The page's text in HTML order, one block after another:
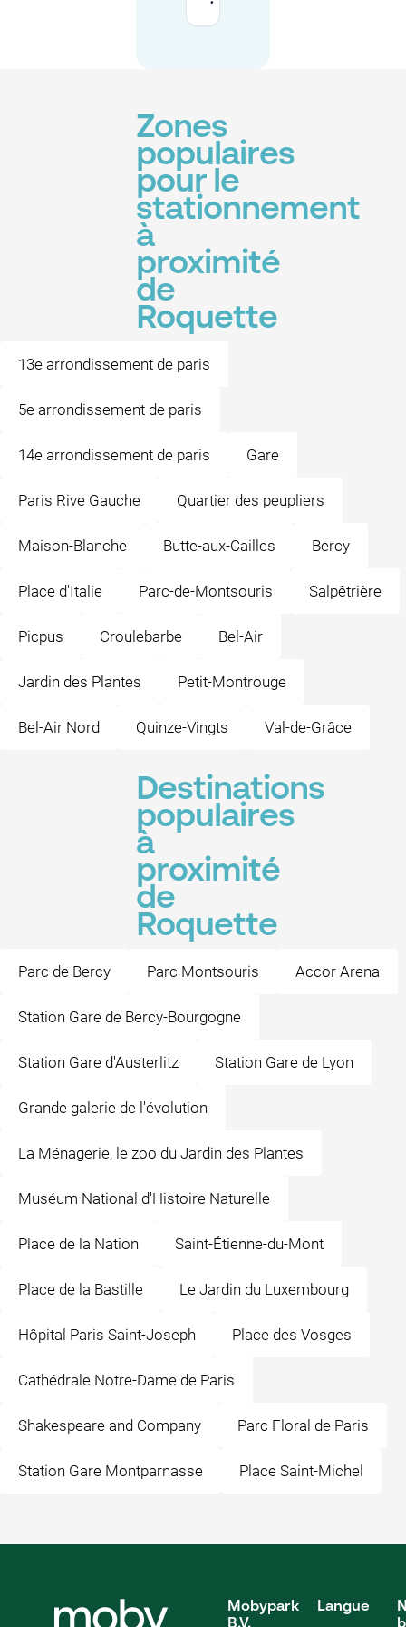
Zones
populaires
pour le
stationnement
à
proximité
de
Roquette
13e arrondissement de paris
5e arrondissement de paris
14e arrondissement de paris Gare
Paris Rive Gauche Quartier des peupliers
Maison-Blanche Butte-aux-Cailles Bercy
Place d'Italie Parc-de-Montsouris Salpêtrière
Picpus Croulebarbe Bel-Air
Jardin des Plantes Petit-Montrouge
Bel-Air Nord Quinze-Vingts Val-de-Grâce
Destinations
populaires
à
proximité
de
Roquette
Parc de Bercy Parc Montsouris Accor Arena
Station Gare de Bercy-Bourgogne
Station Gare d'Austerlitz Station Gare de Lyon
Grande galerie de l'évolution
La Ménagerie, le zoo du Jardin des Plantes
Muséum National d'Histoire Naturelle
Place de la Nation Saint-Étienne-du-Mont
Place de la Bastille Le Jardin du Luxembourg
Hôpital Paris Saint-Joseph Place des Vosges
Cathédrale Notre-Dame de Paris
Shakespeare and Company Parc Floral de Paris
Station Gare Montparnasse Place Saint-Michel
Mobypark
Langue